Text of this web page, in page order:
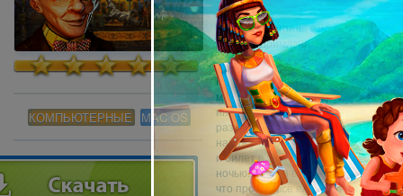
КОМПЬЮТЕРНЫЕ MAC OS
Долго не играла в игры от
попал Дримлэнд. Я не смогла
Ну что? Начнем играть. Только
мистический,немного страшный, в
интересно!Мы играем за девушку,
развлечений Дримлэнд,
найдя у него в руке записку,с
и билет в этот самый парк,
ночью:).Войдя в парк, её встречает
что пройдя все его задания, она